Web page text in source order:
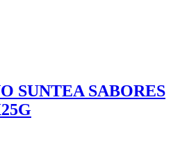
SUNTEA SABORES